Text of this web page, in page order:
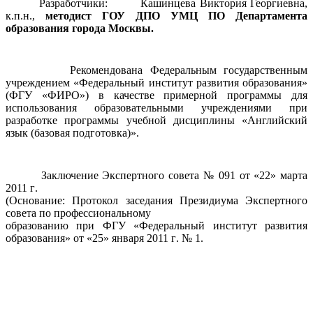
Разработчики: Кашинцева Виктория Георгиевна,
к.п.н., методист ГОУ ДПО УМЦ ПО Департамента
образования города Москвы.
Рекомендована Федеральным государственным
учреждением «Федеральный институт развития образования»
(ФГУ «ФИРО») в качестве примерной программы для
использования образовательными учреждениями при
разработке программы учебной дисциплины «Английский
язык (базовая подготовка)».
Заключение Экспертного совета №091 от «22»марта
2011 г.
(Основание:Протокол заседания Президиума Экспертного
совета по профессиональному
образованию при ФГУ «Федеральный институт развития
образования» от «25» января 2011 г. № 1.